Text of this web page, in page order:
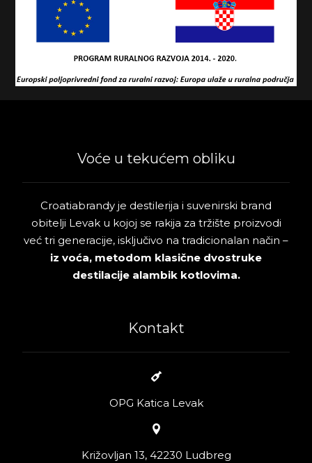
Voće u tekućem obliku
Croatiabrandy je destilerija i suvenirski brand
obitelji Levak u kojoj se rakija za tržište proizvodi
već tri generacije, isključivo na tradicionalan način –
iz voća, metodom klasične dvostruke
destilacije alambik kotlovima.
Kontakt
OPG Katica Levak
Križovljan 13, 42230 Ludbreg